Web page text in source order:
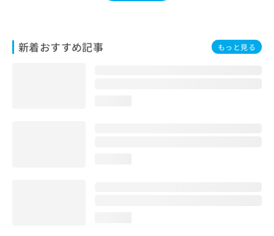
新着おすすめ記事 もっと見る
合